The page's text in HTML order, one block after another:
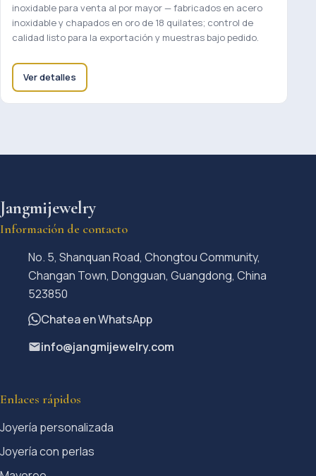
inoxidable para venta al por mayor — fabricados en acero
inoxidable y chapados en oro de 18 quilates; control de
calidad listo para la exportación y muestras bajo pedido.
Ver detalles
Jangmijewelry
Información de contacto
No. 5, Shanquan Road, Chongtou Community,
Changan Town, Dongguan, Guangdong, China
523850
Chatea en WhatsApp
info@jangmijewelry.com
Enlaces rápidos
Joyería personalizada
Joyería con perlas